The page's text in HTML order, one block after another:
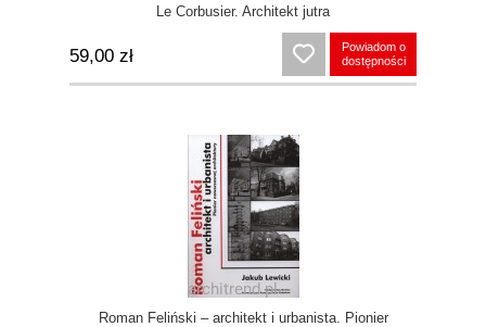
Le Corbusier. Architekt jutra
59,00 zł
Powiadom o
dostępności
Roman Feliński – architekt i urbanista. Pionier